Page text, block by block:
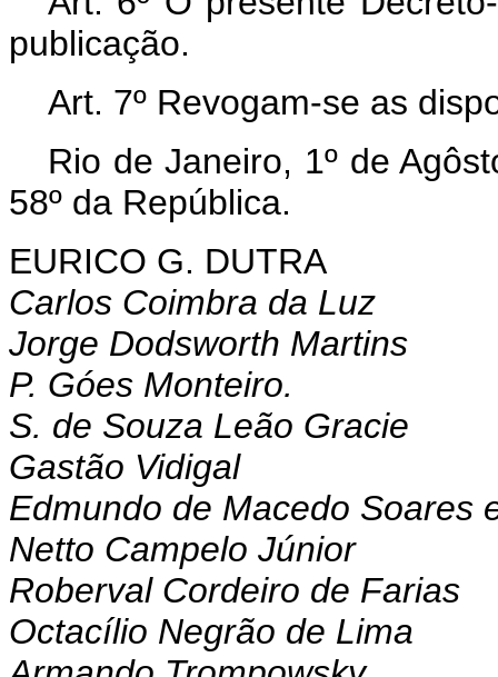
publicação.
Art. 7º Revogam-se as
Rio de Janeiro, 1º de
58º da República.
EURICO G. DUTRA
Carlos Coimbra da Luz
Jorge Dodsworth Martins
P. Góes Monteiro.
S. de Souza Leão Gracie
Gastão Vidigal
Edmundo de Macedo Soares
Netto Campelo Júnior
Roberval Cordeiro de Farias
Octacílio Negrão de Lima